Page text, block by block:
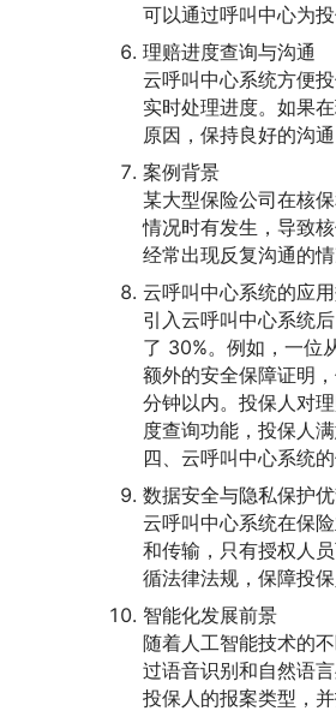
可以通过呼叫中心为
理赔进度查询与沟通
云呼叫中心系统方便
实时处理进度。如果
原因，保持良好的沟
案例背景
某大型保险公司在核
情况时有发生，导致
经常出现反复沟通的
云呼叫中心系统的应
引入云呼叫中心系统
了 30%。例如，一位
额外的安全保障证明
分钟以内。投保人对
度查询功能，投保人
四、云呼叫中心系统
数据安全与隐私保护
云呼叫中心系统在保
和传输，只有授权人
循法律法规，保障投保
智能化发展前景
随着人工智能技术的
过语音识别和自然语
投保人的报案类型，